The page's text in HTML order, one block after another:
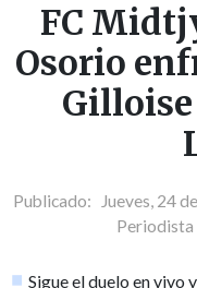
FC
Osorio
Publicado: Jueves, 24
Sigue el duelo en vivo